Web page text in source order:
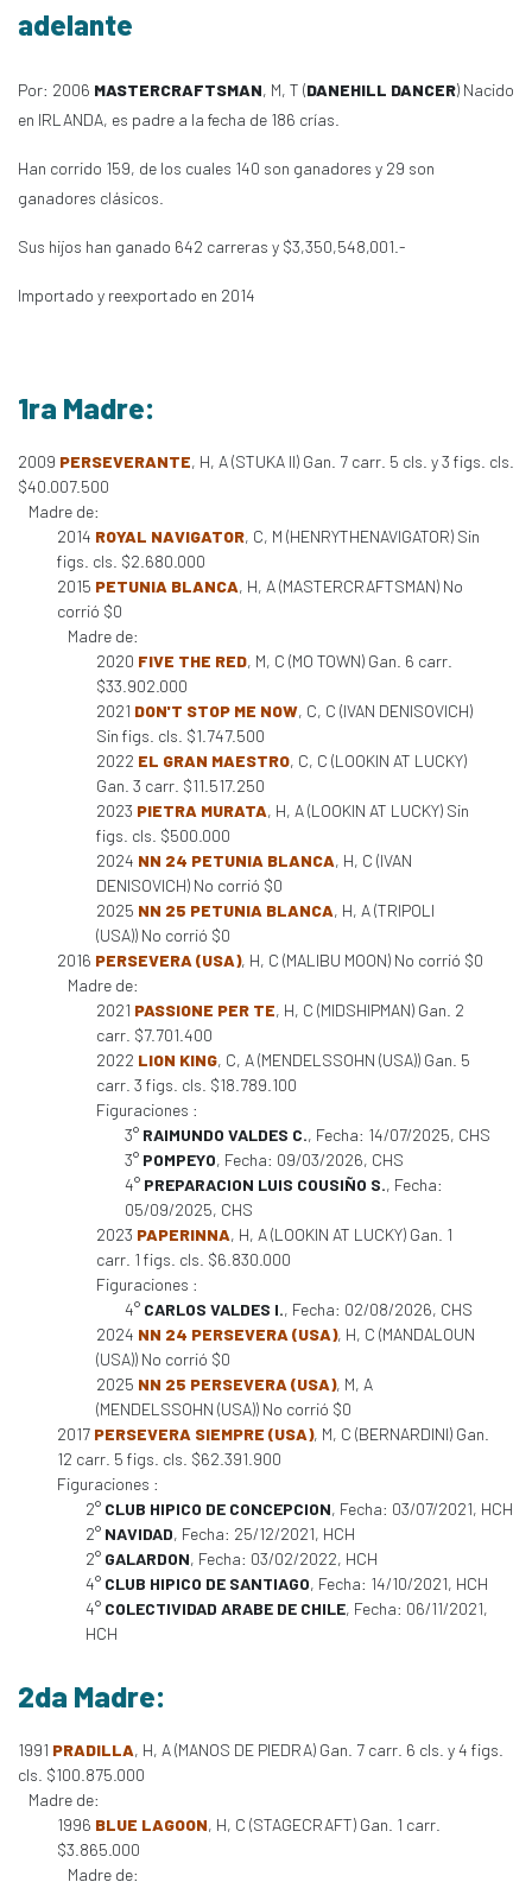
adelante
Por: 2006 MASTERCRAFTSMAN, M, T (DANEHILL DANCER) Nacido
en IRLANDA, es padre a la fecha de 186 crías.
Han corrido 159, de los cuales 140 son ganadores y 29 son
ganadores clásicos.
Sus hijos han ganado 642 carreras y $3,350,548,001.-
Importado y reexportado en 2014
1ra Madre:
2009 PERSEVERANTE, H, A (STUKA II) Gan. 7 carr. 5 cls. y 3 figs. cls.
$40.007.500
Madre de:
2014 ROYAL NAVIGATOR, C, M (HENRYTHENAVIGATOR) Sin
figs. cls. $2.680.000
2015 PETUNIA BLANCA, H, A (MASTERCRAFTSMAN) No
corrió $0
Madre de:
2020 FIVE THE RED, M, C (MO TOWN) Gan. 6 carr.
$33.902.000
2021 DON'T STOP ME NOW, C, C (IVAN DENISOVICH)
Sin figs. cls. $1.747.500
2022 EL GRAN MAESTRO, C, C (LOOKIN AT LUCKY)
Gan. 3 carr. $11.517.250
2023 PIETRA MURATA, H, A (LOOKIN AT LUCKY) Sin
figs. cls. $500.000
2024 NN 24 PETUNIA BLANCA, H, C (IVAN
DENISOVICH) No corrió $0
2025 NN 25 PETUNIA BLANCA, H, A (TRIPOLI
(USA)) No corrió $0
2016 PERSEVERA (USA), H, C (MALIBU MOON) No corrió $0
Madre de:
2021 PASSIONE PER TE, H, C (MIDSHIPMAN) Gan. 2
carr. $7.701.400
2022 LION KING, C, A (MENDELSSOHN (USA)) Gan. 5
carr. 3 figs. cls. $18.789.100
Figuraciones :
3° RAIMUNDO VALDES C., Fecha: 14/07/2025, CHS
3° POMPEYO, Fecha: 09/03/2026, CHS
4° PREPARACION LUIS COUSIÑO S., Fecha:
05/09/2025, CHS
2023 PAPERINNA, H, A (LOOKIN AT LUCKY) Gan. 1
carr. 1 figs. cls. $6.830.000
Figuraciones :
4° CARLOS VALDES I., Fecha: 02/08/2026, CHS
2024 NN 24 PERSEVERA (USA), H, C (MANDALOUN
(USA)) No corrió $0
2025 NN 25 PERSEVERA (USA), M, A
(MENDELSSOHN (USA)) No corrió $0
2017 PERSEVERA SIEMPRE (USA), M, C (BERNARDINI) Gan.
12 carr. 5 figs. cls. $62.391.900
Figuraciones :
2° CLUB HIPICO DE CONCEPCION, Fecha: 03/07/2021, HCH
2° NAVIDAD, Fecha: 25/12/2021, HCH
2° GALARDON, Fecha: 03/02/2022, HCH
4° CLUB HIPICO DE SANTIAGO, Fecha: 14/10/2021, HCH
4° COLECTIVIDAD ARABE DE CHILE, Fecha: 06/11/2021,
HCH
2da Madre:
1991 PRADILLA, H, A (MANOS DE PIEDRA) Gan. 7 carr. 6 cls. y 4 figs.
cls. $100.875.000
Madre de:
1996 BLUE LAGOON, H, C (STAGECRAFT) Gan. 1 carr.
$3.865.000
Madre de: